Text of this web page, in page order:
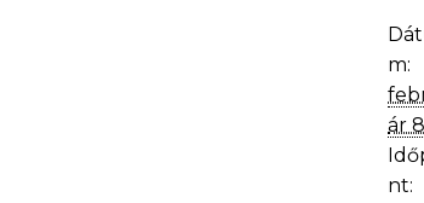
m:
ár 8
nt: